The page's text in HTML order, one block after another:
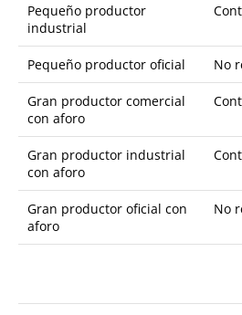
Pequeño productor
industrial
Pequeño productor oficial No
Gran productor comercial
con aforo
Gran productor industrial
con aforo
Gran productor oficial con
aforo
No